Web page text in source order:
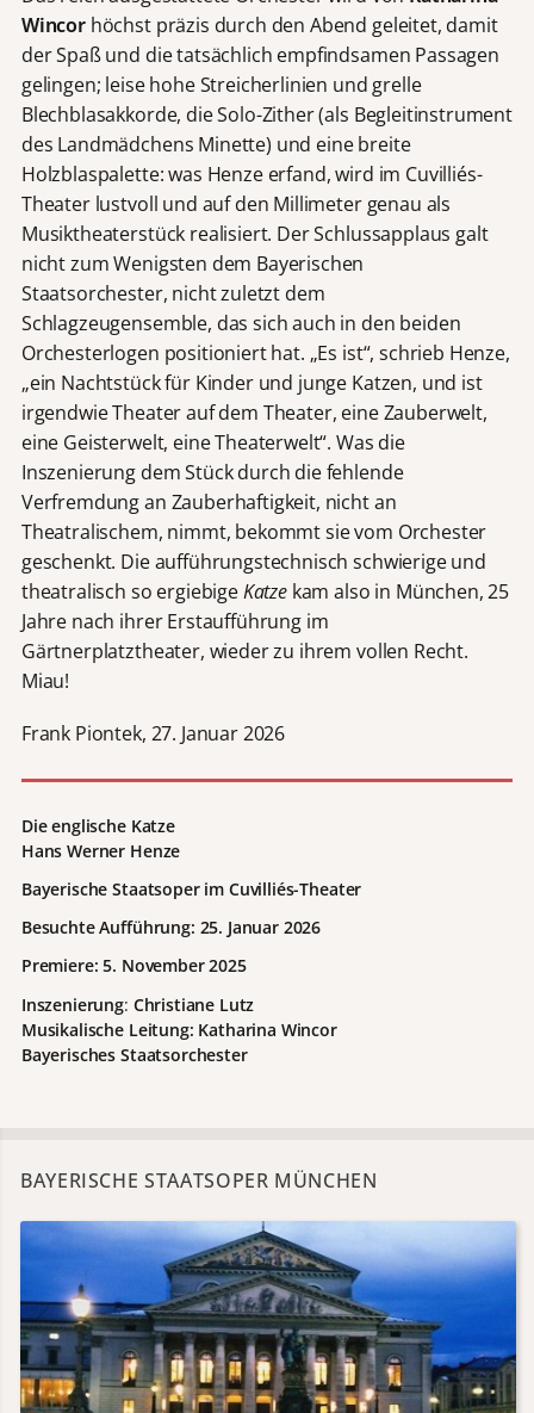
Wincorhöchst präzis durch den Abend geleitet, damit
der Spaß und die tatsächlich empfindsamen Passagen
gelingen; leise hohe Streicherlinien und grelle
Blechblasakkorde, die Solo-Zither (als Begleitinstrument
des Landmädchens Minette) und eine breite
Holzblaspalette: was Henze erfand, wird im Cuvilliés-
Theater lustvoll und auf den Millimeter genau als
Musiktheaterstück realisiert. Der Schlussapplaus galt
nicht zum Wenigsten dem Bayerischen
Staatsorchester, nicht zuletzt dem
Schlagzeugensemble, das sich auch in den beiden
Orchesterlogen positioniert hat. „Es ist“, schrieb Henze,
„ein Nachtstück für Kinder und junge Katzen, und ist
irgendwie Theater auf dem Theater, eine Zauberwelt,
eine Geisterwelt, eine Theaterwelt“. Was die
Inszenierung dem Stück durch die fehlende
Verfremdung an Zauberhaftigkeit, nicht an
Theatralischem, nimmt, bekommt sie vom Orchester
geschenkt. Die aufführungstechnisch schwierige und
theatralisch so ergiebigeKatzekam also in München, 25
Jahre nach ihrer Erstaufführung im
Gärtnerplatztheater, wieder zu ihrem vollen Recht.
Miau!
Frank Piontek, 27. Januar 2026
Die englische Katze
Hans Werner Henze
Bayerische Staatsoper im Cuvilliés-Theater
Besuchte Aufführung: 25. Januar 2026
Premiere: 5. November 2025
Inszenierung: Christiane Lutz
Musikalische Leitung: Katharina Wincor
Bayerisches Staatsorchester
BAYERISCHE STAATSOPER MÜNCHEN